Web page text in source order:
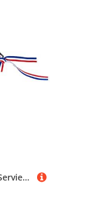
STAUB Mini Bratpfanne/Servierofanne/Auflaufform, 12 cm, 0,15 L, mit mattSchwarzer Emaillierung im Inneren der Pfanne, für alle Herdarten inkl. Induktion & Backofen, Schwarz